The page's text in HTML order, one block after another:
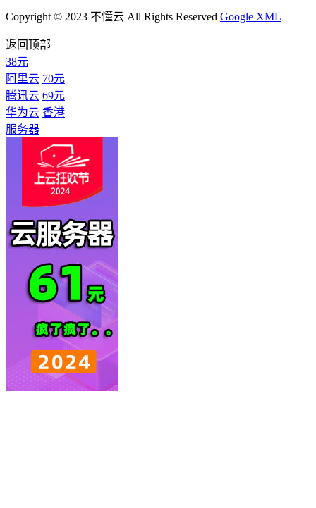
Copyright © 2023 不懂云 All Rights Reserved Google XML
返回顶部
38元
阿里云 70元
腾讯云 69元
华为云 香港
服务器